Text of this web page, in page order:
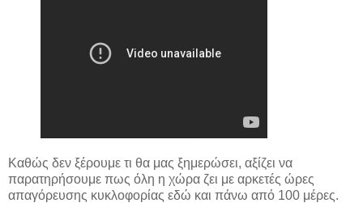
Καθώς δεν ξέρουμε τι θα μας ξημερώσει, αξίζει να
παρατηρήσουμε πως όλη η χώρα ζει με αρκετές ώρες
απαγόρευσης κυκλοφορίας εδώ και πάνω από 100 μέρες.